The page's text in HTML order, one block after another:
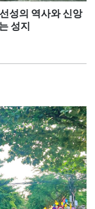
성의 역사와 신앙
성지